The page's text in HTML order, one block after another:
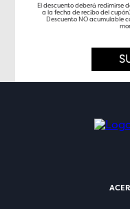
El descuento deberá redimirse
a la fecha de recibo del
Descuento NO acumulable